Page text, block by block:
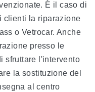
È il caso di
clienti la riparazione
o Vetrocar. Anche
presso le
sfruttare l'intervento
la sostituzione del
al centro